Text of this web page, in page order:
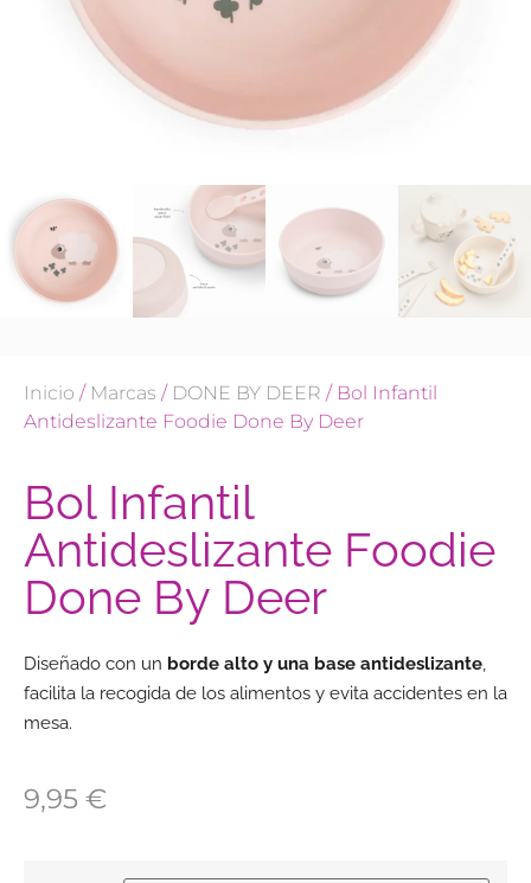
Inicio / Marcas / DONE BY DEER / Bol Infantil
Antideslizante Foodie Done By Deer
Bol Infantil
Antideslizante Foodie
Done By Deer
Diseñado con un borde alto y una base antideslizante,
facilita la recogida de los alimentos y evita accidentes en la
mesa.
9,95 €